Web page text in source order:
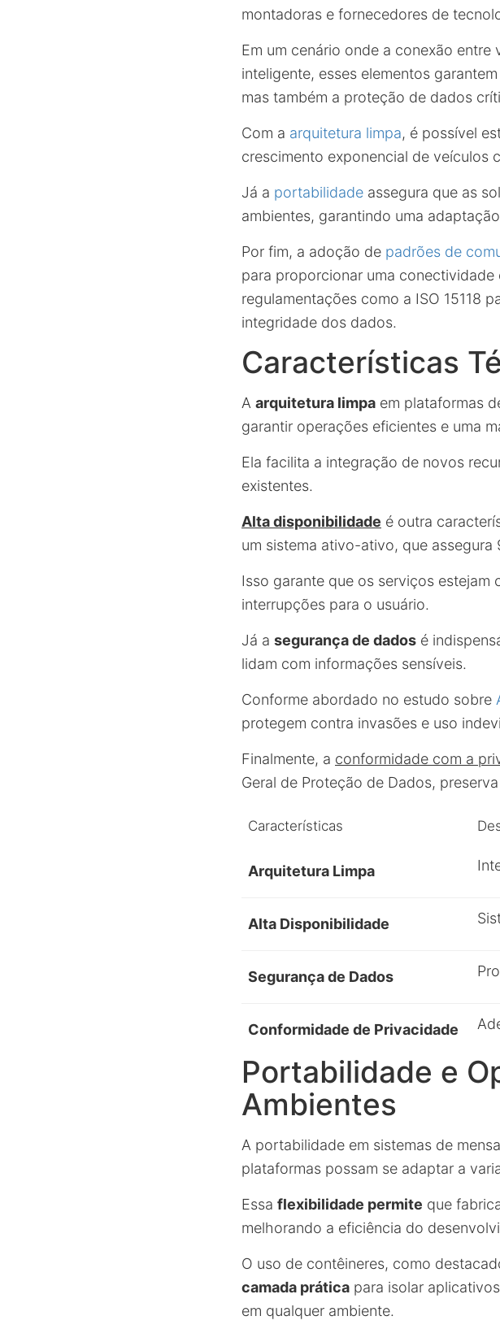
montadoras e fornecedores de
Em um cenário onde a conexão
inteligente, esses elementos
mas também a proteção de dados
Com a arquitetura limpa, é possível
crescimento exponencial de veículos
Já a portabilidade assegura que as
ambientes, garantindo uma
Por fim, a adoção de padrões de
para proporcionar uma
regulamentações como a ISO 15118
integridade dos dados.
Características
A arquitetura limpa em plataformas
garantir operações eficientes e uma
Ela facilita a integração de novos
existentes.
Alta disponibilidade é outra
um sistema ativo-ativo, que assegura
Isso garante que os serviços estejam
interrupções para o usuário.
Já a segurança de dados é
lidam com informações sensíveis.
Conforme abordado no estudo sobre
protegem contra invasões e uso
Finalmente, a conformidade com a
Geral de Proteção de Dados,
Características
Arquitetura Limpa
Alta Disponibilidade
Segurança de Dados
Conformidade de Privacidade
Portabilidade e
Ambientes
A portabilidade em sistemas de
plataformas possam se adaptar a
Essa flexibilidade permite que
melhorando a eficiência do
O uso de contêineres, como
camada prática para isolar
em qualquer ambiente.